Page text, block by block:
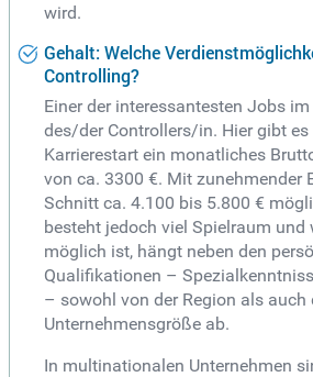
wird.
Gehalt: Welche
Controlling?
Einer der interessantesten Jobs
des/der Controllers/in. Hier gibt
Karrierestart ein monatliches
von ca. 3300 €. Mit zunehmender
Schnitt ca. 4.100 bis 5.800 €
besteht jedoch viel Spielraum und
möglich ist, hängt neben den
Qualifikationen –
– sowohl von der Region als auch
Unternehmensgröße ab.
In multinationalen Unternehmen